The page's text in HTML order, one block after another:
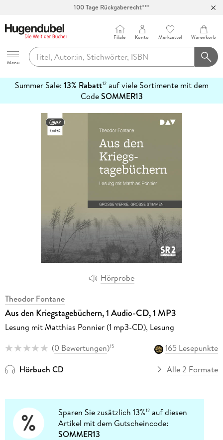
100 Tage Rückgaberecht***
Hugendubel
Menu
Filiale Konto Merkzettel Warenkorb
Summer Sale: 13% Rabatt12auf viele Sortimente mit dem
CodeSOMMER13
erfahren
Hörprobe
Theodor Fontane
Aus den Kriegstagebüchern, 1 Audio-CD, 1 MP3
Lesung mit Matthias Ponnier (1 mp3-CD), Lesung
(0 Bewertungen)15
165 Lesepunkte
Hörbuch CD
Alle 2 Formate
Sparen Sie zusätzlich 13%12 auf diesen
Artikel mit dem Gutscheincode:
SOMMER13